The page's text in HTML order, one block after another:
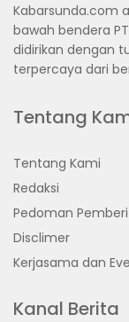
Kabarsunda.com
bawah bendera
didirikan dengan
terpercaya dari
Tentang
Tentang Kami
Redaksi
Pedoman
Disclimer
Kerjasama dan
Kanal Berita